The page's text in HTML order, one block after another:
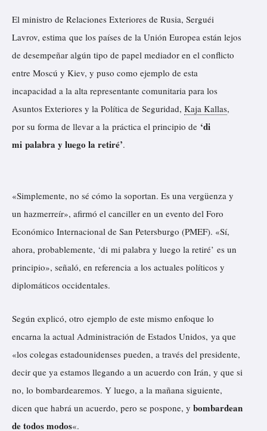
El ministro de Relaciones Exteriores de Rusia, Serguéi
Lavrov, estima que los países de la Unión Europea están lejos
de desempeñar algún tipo de papel mediador en el conflicto
entre Moscú y Kiev, y puso como ejemplo de esta
incapacidad a la alta representante comunitaria para los
Asuntos Exteriores y la Política de Seguridad, Kaja Kallas,
por su forma de llevar a la práctica el principio de ‘di
mi palabra y luego la retiré’.
«Simplemente, no sé cómo la soportan. Es una vergüenza y
un hazmerreír», afirmó el canciller en un evento del Foro
Económico Internacional de San Petersburgo (PMEF). «Sí,
ahora, probablemente, ‘di mi palabra y luego la retiré’ es un
principio», señaló, en referencia a los actuales políticos y
diplomáticos occidentales.
Según explicó, otro ejemplo de este mismo enfoque lo
encarna la actual Administración de Estados Unidos, ya que
«los colegas estadounidenses pueden, a través del presidente,
decir que ya estamos llegando a un acuerdo con Irán, y que si
no, lo bombardearemos. Y luego, a la mañana siguiente,
dicen que habrá un acuerdo, pero se pospone, y bombardean
de todos modos«.